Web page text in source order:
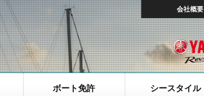
会社概要
ボート免許 シースタイル